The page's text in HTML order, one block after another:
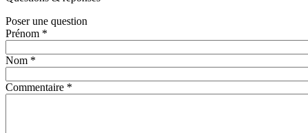
Poser une question
Prénom *
Nom *
Commentaire *